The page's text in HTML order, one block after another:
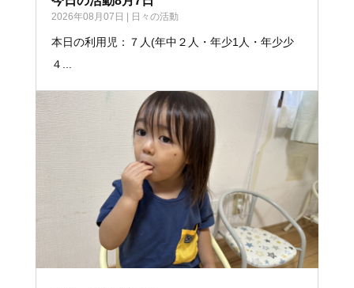
2026年08月07日 日々の活動
本日の利用児：７人(年中２人・年少1人・年少少
４...